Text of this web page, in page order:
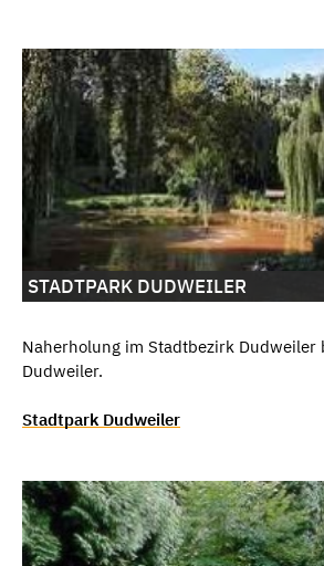
STADTPARK DUDWEILER
Naherholung im Stadtbezirk Dudweiler
Dudweiler.
Stadtpark Dudweiler